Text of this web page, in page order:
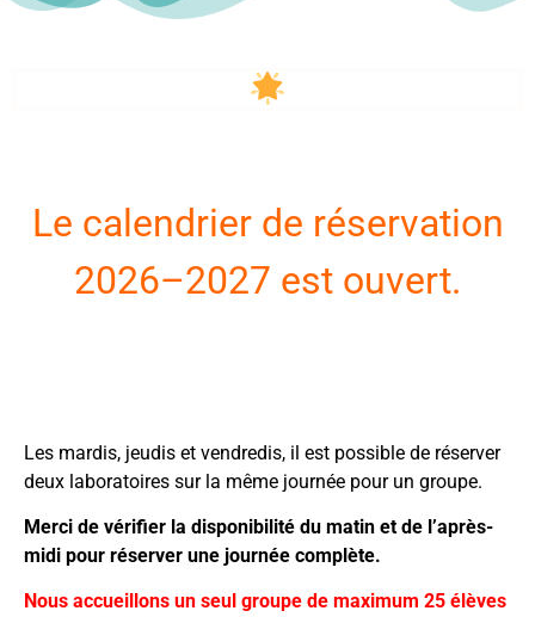
Le calendrier de réservation
2026–2027 est ouvert.
Les mardis, jeudis et vendredis, il est possible de réserver
deux laboratoires sur la même journée pour un groupe.
Merci de vérifier la disponibilité du matin et de l’après-
midi pour réserver une journée complète.
Nous accueillons un seul groupe de maximum 25 élèves